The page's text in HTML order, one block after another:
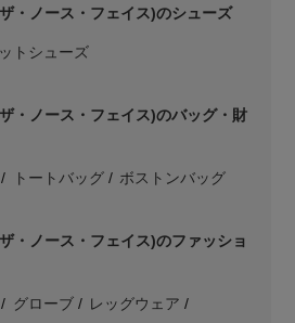
・ノース・フェイス)のシューズ
トシューズ
・ノース・フェイス)のバッグ・財
トートバッグ ボストンバッグ
・ノース・フェイス)のファッショ
グローブ レッグウェア